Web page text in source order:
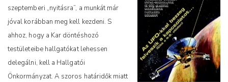
szeptemberi „nyitásra”, a munkát már
jóval korábban meg kell kezdeni. S
ahhoz, hogy a Kar döntéshozó
testületeibe hallgatókat lehessen
delegálni, kell a Hallgatói
Önkormányzat. A szoros határidők miatt